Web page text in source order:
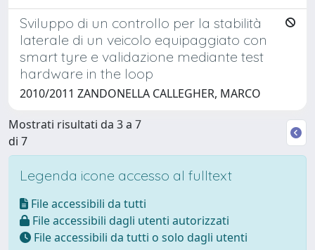
Sviluppo di un controllo per la stabilità
laterale di un veicolo equipaggiato con
smart tyre e validazione mediante test
hardware in the loop
2010/2011 ZANDONELLA CALLEGHER, MARCO
Mostrati risultati da 3 a 7
di 7
Legenda icone accesso al fulltext
File accessibili da tutti
File accessibili dagli utenti autorizzati
File accessibili da tutti o solo dagli utenti